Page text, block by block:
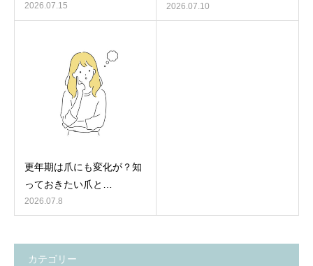
2026.07.15 2026.07.10
更年期は爪にも変化が？知
っておきたい爪と…
2026.07.8
カテゴリー